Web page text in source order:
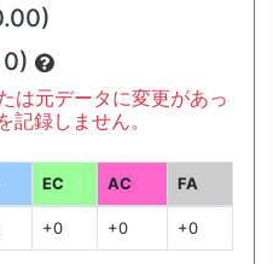
は元データに変更があっ
記録しません。
EC AC FA
+0 +0 +0